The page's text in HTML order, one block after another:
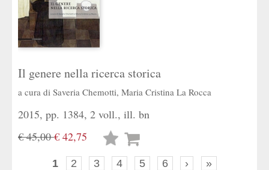
Il genere nella ricerca storica
a cura di Saveria Chemotti, Maria Cristina La Rocca
2015, pp. 1384, 2 voll., ill. bn
€ 45,00€ 42,75
Lista
desideri
1 2 3 4 5 6 › »